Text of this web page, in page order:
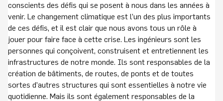
conscients des défis qui se posent à nous dans les années à
venir. Le changement climatique est l’un des plus importants
de ces défis, et il est clair que nous avons tous un rôle à
jouer pour faire face à cette crise. Les ingénieurs sont les
personnes qui conçoivent, construisent et entretiennent les
infrastructures de notre monde. Ils sont responsables de la
création de bâtiments, de routes, de ponts et de toutes
sortes d’autres structures qui sont essentielles à notre vie
quotidienne. Mais ils sont également responsables de la